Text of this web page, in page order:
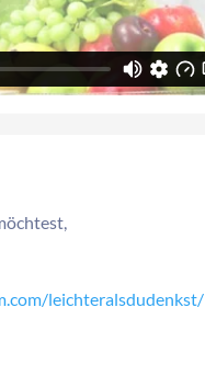
leichteralsdudenkst/